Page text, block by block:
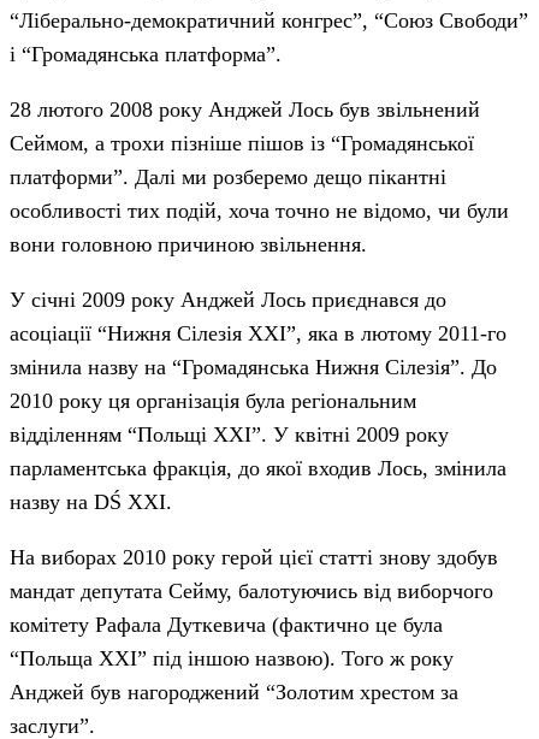
“Ліберально-демократичний конгрес”, “Союз Свободи”
і “Громадянська платформа”.
28 лютого 2008 року Анджей Лось був звільнений
Сеймом, а трохи пізніше пішов із “Громадянської
платформи”. Далі ми розберемо дещо пікантні
особливості тих подій, хоча точно не відомо, чи були
вони головною причиною звільнення.
У січні 2009 року Анджей Лось приєднався до
асоціації “Нижня Сілезія XXI”, яка в лютому 2011-го
змінила назву на “Громадянська Нижня Сілезія”. До
2010 року ця організація була регіональним
відділенням “Польщі XXI”. У квітні 2009 року
парламентська фракція, до якої входив Лось, змінила
назву на DŚ XXI.
На виборах 2010 року герой цієї статті знову здобув
мандат депутата Сейму, балотуючись від виборчого
комітету Рафала Дуткевича (фактично це була
“Польща XXI” під іншою назвою). Того ж року
Анджей був нагороджений “Золотим хрестом за
заслуги”.